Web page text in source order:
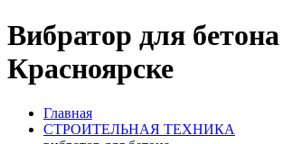
Вибратор для
Красноярске
Главная
СТРОИТЕЛЬНАЯ ТЕХНИКА